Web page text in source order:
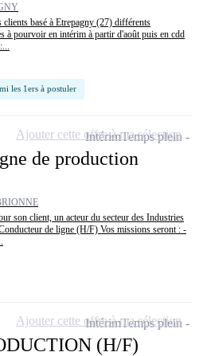
basé à Etrepagny (27) différents
à pourvoir en intérim à partir d'août puis en cdd
les 1ers à postuler
de production
son client, un acteur du secteur des Industries
de ligne (H/F) Vos missions seront : -
IntérimTemps plein
Ajouter cette offre à ma sélection
(H/F)
IntérimTemps plein
Ajouter cette offre à ma sélection